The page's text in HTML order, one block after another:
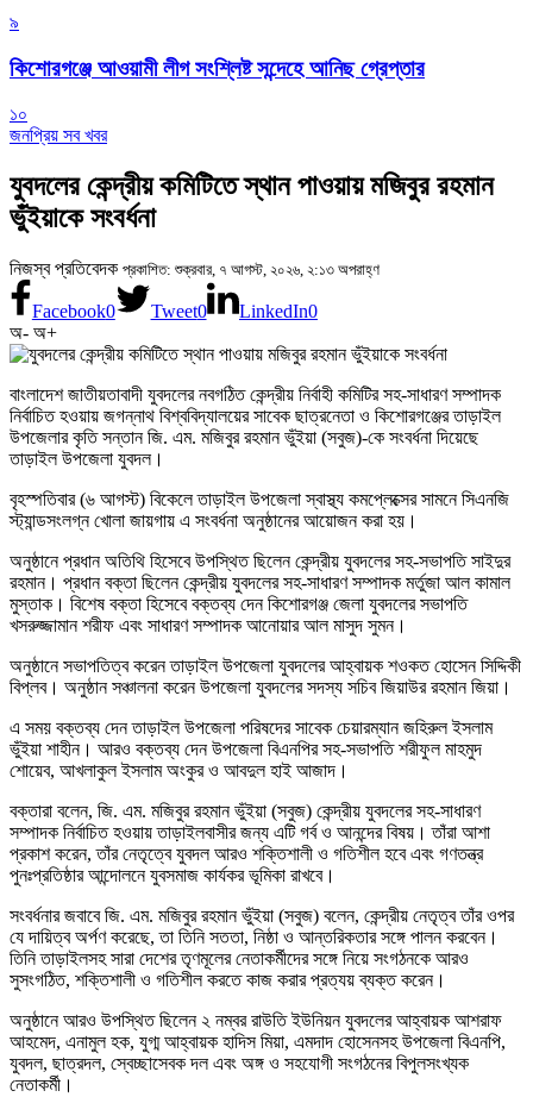
৯
কিশোরগঞ্জে আওয়ামী লীগ সংশ্লিষ্ট সন্দেহে আনিছ গ্রেপ্তার
১০
জনপ্রিয় সব খবর
যুবদলের কেন্দ্রীয় কমিটিতে স্থান পাওয়ায় মজিবুর রহমান
ভুঁইয়াকে সংবর্ধনা
নিজস্ব প্রতিবেদক প্রকাশিত: শুক্রবার, ৭ আগস্ট, ২০২৬, ২:১৩ অপরাহ্ণ
Facebook0 Tweet0 LinkedIn0
অ- অ+
বাংলাদেশ জাতীয়তাবাদী যুবদলের নবগঠিত কেন্দ্রীয় নির্বাহী কমিটির সহ-সাধারণ সম্পাদক
নির্বাচিত হওয়ায় জগন্নাথ বিশ্ববিদ্যালয়ের সাবেক ছাত্রনেতা ও কিশোরগঞ্জের তাড়াইল
উপজেলার কৃতি সন্তান জি. এম. মজিবুর রহমান ভুঁইয়া (সবুজ)-কে সংবর্ধনা দিয়েছে
তাড়াইল উপজেলা যুবদল।
বৃহস্পতিবার (৬ আগস্ট) বিকেলে তাড়াইল উপজেলা স্বাস্থ্য কমপ্লেক্সের সামনে সিএনজি
স্ট্যান্ডসংলগ্ন খোলা জায়গায় এ সংবর্ধনা অনুষ্ঠানের আয়োজন করা হয়।
অনুষ্ঠানে প্রধান অতিথি হিসেবে উপস্থিত ছিলেন কেন্দ্রীয় যুবদলের সহ-সভাপতি সাইদুর
রহমান। প্রধান বক্তা ছিলেন কেন্দ্রীয় যুবদলের সহ-সাধারণ সম্পাদক মর্তুজা আল কামাল
মুস্তাক। বিশেষ বক্তা হিসেবে বক্তব্য দেন কিশোরগঞ্জ জেলা যুবদলের সভাপতি
খসরুজ্জামান শরীফ এবং সাধারণ সম্পাদক আনোয়ার আল মাসুদ সুমন।
অনুষ্ঠানে সভাপতিত্ব করেন তাড়াইল উপজেলা যুবদলের আহ্বায়ক শওকত হোসেন সিদ্দিকী
বিপ্লব। অনুষ্ঠান সঞ্চালনা করেন উপজেলা যুবদলের সদস্য সচিব জিয়াউর রহমান জিয়া।
এ সময় বক্তব্য দেন তাড়াইল উপজেলা পরিষদের সাবেক চেয়ারম্যান জহিরুল ইসলাম
ভুঁইয়া শাহীন। আরও বক্তব্য দেন উপজেলা বিএনপির সহ-সভাপতি শরীফুল মাহমুদ
শোয়েব, আখলাকুল ইসলাম অংকুর ও আবদুল হাই আজাদ।
বক্তারা বলেন, জি. এম. মজিবুর রহমান ভুঁইয়া (সবুজ) কেন্দ্রীয় যুবদলের সহ-সাধারণ
সম্পাদক নির্বাচিত হওয়ায় তাড়াইলবাসীর জন্য এটি গর্ব ও আনন্দের বিষয়। তাঁরা আশা
প্রকাশ করেন, তাঁর নেতৃত্বে যুবদল আরও শক্তিশালী ও গতিশীল হবে এবং গণতন্ত্র
পুনঃপ্রতিষ্ঠার আন্দোলনে যুবসমাজ কার্যকর ভূমিকা রাখবে।
সংবর্ধনার জবাবে জি. এম. মজিবুর রহমান ভুঁইয়া (সবুজ) বলেন, কেন্দ্রীয় নেতৃত্ব তাঁর ওপর
যে দায়িত্ব অর্পণ করেছে, তা তিনি সততা, নিষ্ঠা ও আন্তরিকতার সঙ্গে পালন করবেন।
তিনি তাড়াইলসহ সারা দেশের তৃণমূলের নেতাকর্মীদের সঙ্গে নিয়ে সংগঠনকে আরও
সুসংগঠিত, শক্তিশালী ও গতিশীল করতে কাজ করার প্রত্যয় ব্যক্ত করেন।
অনুষ্ঠানে আরও উপস্থিত ছিলেন ২ নম্বর রাউতি ইউনিয়ন যুবদলের আহ্বায়ক আশরাফ
আহমেদ, এনামুল হক, যুগ্ম আহ্বায়ক হাদিস মিয়া, এমদাদ হোসেনসহ উপজেলা বিএনপি,
যুবদল, ছাত্রদল, স্বেচ্ছাসেবক দল এবং অঙ্গ ও সহযোগী সংগঠনের বিপুলসংখ্যক
নেতাকর্মী।